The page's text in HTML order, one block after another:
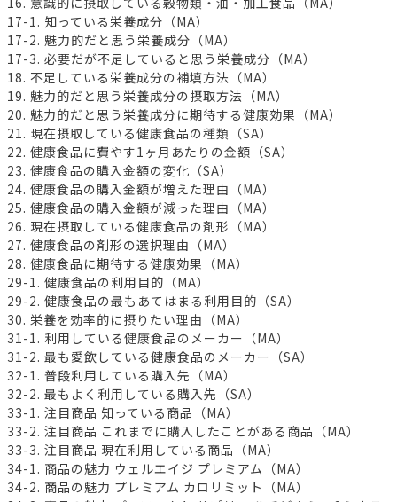
17-1. 知っている栄養成分（MA）
17-2. 魅力的だと思う栄養成分（MA）
17-3. 必要だが不足していると思う栄養成分（MA）
18. 不足している栄養成分の補填方法（MA）
19. 魅力的だと思う栄養成分の摂取方法（MA）
20. 魅力的だと思う栄養成分に期待する健康効果（MA）
21. 現在摂取している健康食品の種類（SA）
22. 健康食品に費やす1ヶ月あたりの金額（SA）
23. 健康食品の購入金額の変化（SA）
24. 健康食品の購入金額が増えた理由（MA）
25. 健康食品の購入金額が減った理由（MA）
26. 現在摂取している健康食品の剤形（MA）
27. 健康食品の剤形の選択理由（MA）
28. 健康食品に期待する健康効果（MA）
29-1. 健康食品の利用目的（MA）
29-2. 健康食品の最もあてはまる利用目的（SA）
30. 栄養を効率的に摂りたい理由（MA）
31-1. 利用している健康食品のメーカー（MA）
31-2. 最も愛飲している健康食品のメーカー（SA）
32-1. 普段利用している購入先（MA）
32-2. 最もよく利用している購入先（SA）
33-1. 注目商品 知っている商品（MA）
33-2. 注目商品 これまでに購入したことがある商品（MA）
33-3. 注目商品 現在利用している商品（MA）
34-1. 商品の魅力 ウェルエイジ プレミアム（MA）
34-2. 商品の魅力 プレミアム カロリミット（MA）